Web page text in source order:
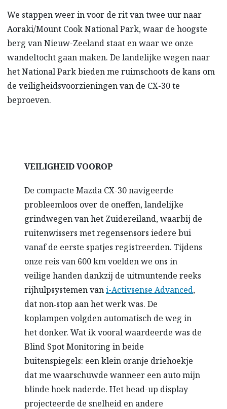
We stappen weer in voor de rit van twee uur naar
Aoraki/Mount Cook National Park, waar de hoogste
berg van Nieuw-Zeeland staat en waar we onze
wandeltocht gaan maken. De landelijke wegen naar
het National Park bieden me ruimschoots de kans om
de veiligheidsvoorzieningen van de CX-30 te
beproeven.
VEILIGHEID VOOROP
De compacte Mazda CX-30 navigeerde
probleemloos over de oneffen, landelijke
grindwegen van het Zuidereiland, waarbij de
ruitenwissers met regensensors iedere bui
vanaf de eerste spatjes registreerden. Tijdens
onze reis van 600 km voelden we ons in
veilige handen dankzij de uitmuntende reeks
rijhulpsystemen vani-Activsense Advanced,
dat non‑stop aan het werk was. De
koplampen volgden automatisch de weg in
het donker. Wat ik vooral waardeerde was de
Blind Spot Monitoring in beide
buitenspiegels: een klein oranje driehoekje
dat me waarschuwde wanneer een auto mijn
blinde hoek naderde. Het head-up display
projecteerde de snelheid en andere